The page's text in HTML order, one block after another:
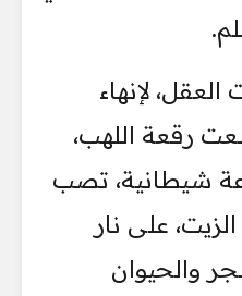
لإنهاء
رقعة اللهب،
شيطانية، تصب
على نار
والحيوان